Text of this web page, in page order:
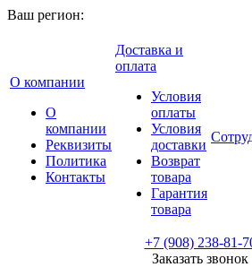
Ваш регион:
О компании
О
компании
Реквизиты
Политика
Контакты
Доставка и
оплата
Условия
оплаты
Условия
доставки
Возврат
товара
Гарантия
товара
+7 (908) 238-81-
Заказать звонок